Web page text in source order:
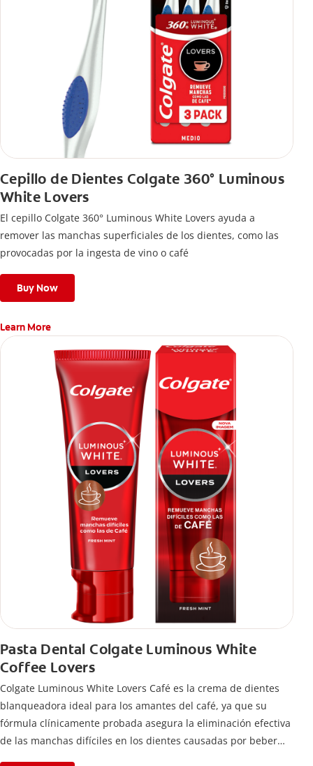
Cepillo de Dientes Colgate 360° Luminous
White Lovers
El cepillo Colgate 360° Luminous White Lovers ayuda a
remover las manchas superficiales de los dientes, como las
provocadas por la ingesta de vino o café
Buy Now
Learn More
Pasta Dental Colgate Luminous White
Coffee Lovers
Colgate Luminous White Lovers Café es la crema de dientes
blanqueadora ideal para los amantes del café, ya que su
fórmula clínicamente probada asegura la eliminación efectiva
de las manchas difíciles en los dientes causadas por beber